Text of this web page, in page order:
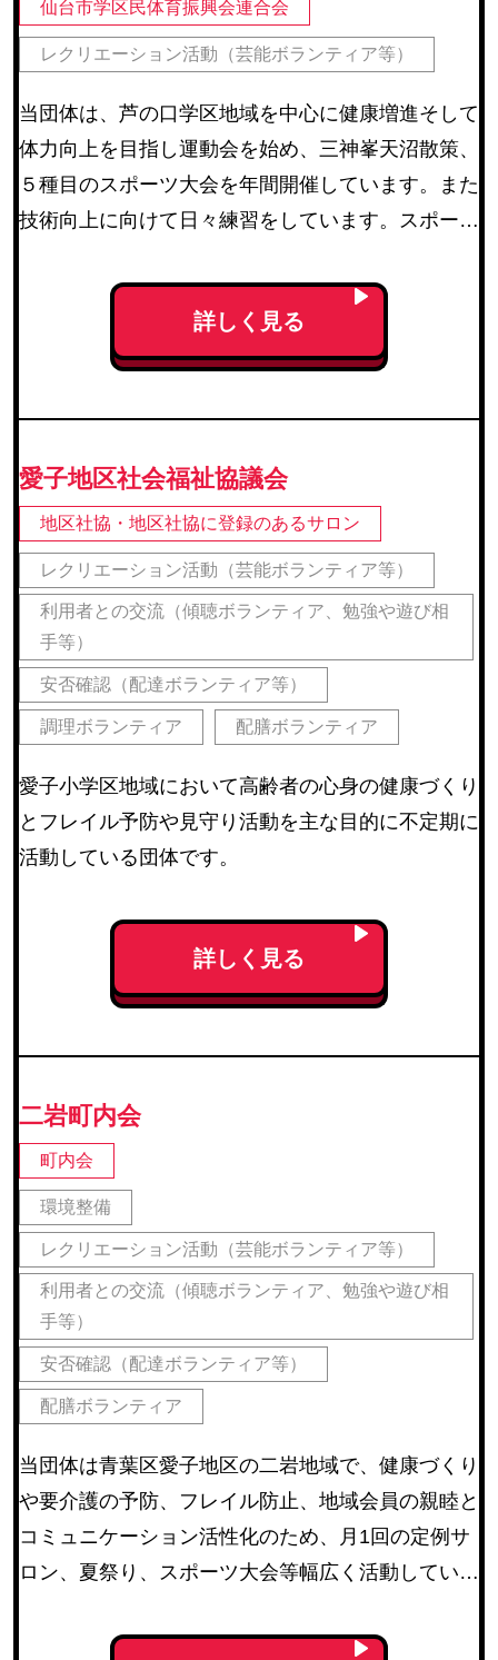
仙台市学区民体育振興会連合会
レクリエーション活動（芸能ボランティア等）
当団体は、芦の口学区地域を中心に健康増進そして
体力向上を目指し運動会を始め、三神峯天沼散策、
５種目のスポーツ大会を年間開催しています。また
技術向上に向けて日々練習をしています。スポーツ
詳しく見る
愛子地区社会福祉協議会
地区社協・地区社協に登録のあるサロン
レクリエーション活動（芸能ボランティア等）
利用者との交流（傾聴ボランティア、勉強や遊び相
手等）
安否確認（配達ボランティア等）
調理ボランティア 配膳ボランティア
愛子小学区地域において高齢者の心身の健康づくり
とフレイル予防や見守り活動を主な目的に不定期に
活動している団体です。
詳しく見る
二岩町内会
町内会
環境整備
レクリエーション活動（芸能ボランティア等）
利用者との交流（傾聴ボランティア、勉強や遊び相
手等）
安否確認（配達ボランティア等）
配膳ボランティア
当団体は青葉区愛子地区の二岩地域で、健康づくり
や要介護の予防、フレイル防止、地域会員の親睦と
コミュニケーション活性化のため、月1回の定例サ
ロン、夏祭り、スポーツ大会等幅広く活動している